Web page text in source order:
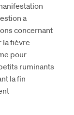
a
concernant
la fièvre
pour
ruminants
la fin